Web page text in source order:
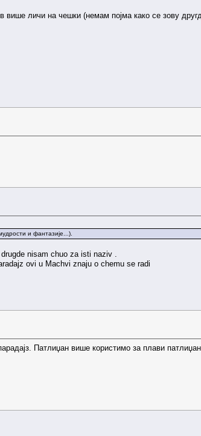
више личи на чешки (немам појма како се зову
и фантазије...).
nisam chuo za isti naziv .
ovi u Machvi znaju o chemu se radi
Патлиџан више користимо за плави